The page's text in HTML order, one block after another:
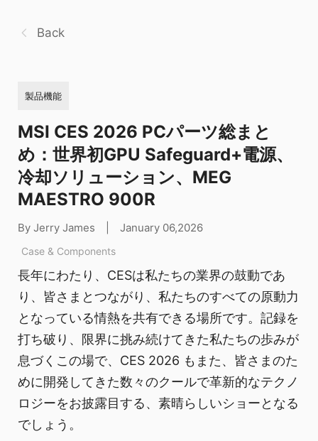
Back
製品機能
MSI CES 2026 PCパーツ総まと
め：世界初GPU Safeguard+電源、
冷却ソリューション、MEG
MAESTRO 900R
By Jerry James January 06,2026
Case & Components
長年にわたり、CESは私たちの業界の鼓動であ
り、皆さまとつながり、私たちのすべての原動力
となっている情熱を共有できる場所です。記録を
打ち破り、限界に挑み続けてきた私たちの歩みが
息づくこの場で、CES 2026 もまた、皆さまのた
めに開発してきた数々のクールで革新的なテクノ
ロジーをお披露目する、素晴らしいショーとなる
でしょう。